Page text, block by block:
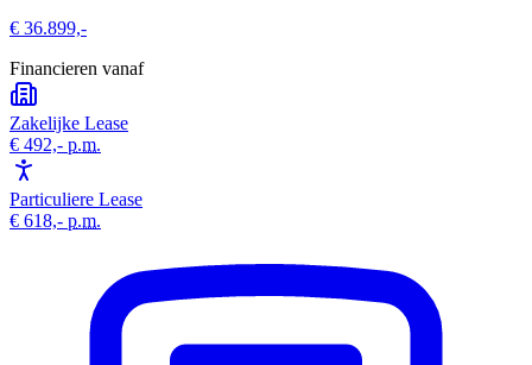
€ 36.899,-
Financieren vanaf
Zakelijke Lease
€ 492,- p.m.
Particuliere Lease
€ 618,- p.m.